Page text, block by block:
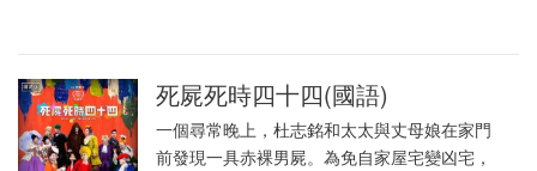
死屍死時四十四(國語)
一個尋常晚上，杜志銘和太太與丈母娘在家門
前發現一具赤裸男屍。為免自家屋宅變凶宅，